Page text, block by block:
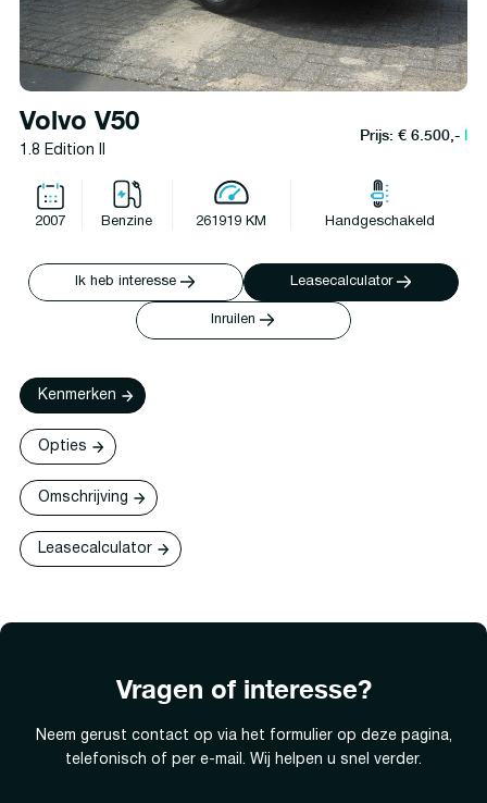
Volvo V50
1.8 Edition II
Prijs: € 6.500,-l
2007 Benzine 261919 KM Handgeschakeld
Ik heb interesse Leasecalculator
Inruilen
Kenmerken
Opties
Omschrijving
Leasecalculator
Vragen of interesse?
Neem gerust contact op via het formulier op deze pagina,
telefonisch of per e-mail. Wij helpen u snel verder.